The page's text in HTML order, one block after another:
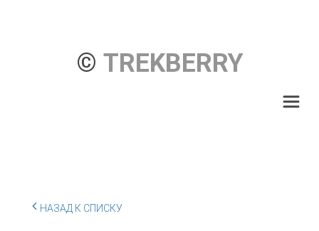
© TREKBERRY
НАЗАД К СПИСКУ